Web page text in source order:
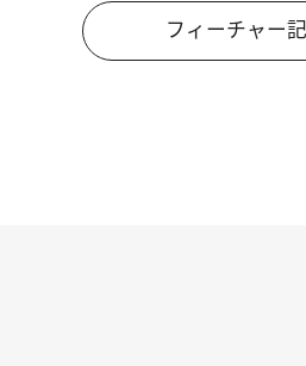
フィーチャー